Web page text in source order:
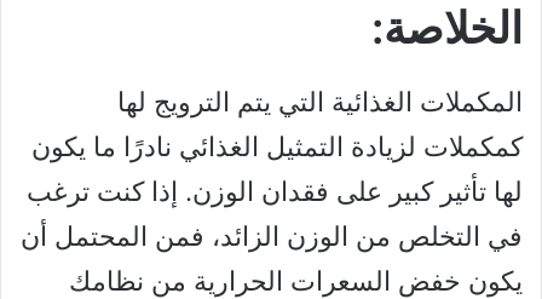
الخلاصة:
المكملات الغذائية التي يتم الترويج لها
كمكملات لزيادة التمثيل الغذائي نادرًا ما يكون
لها تأثير كبير على فقدان الوزن. إذا كنت ترغب
في التخلص من الوزن الزائد، فمن المحتمل أن
يكون خفض السعرات الحرارية من نظامك